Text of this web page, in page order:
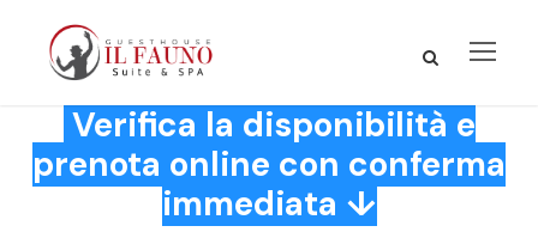
Verifica la disponibilità e
prenota online con conferma
immediata ↓